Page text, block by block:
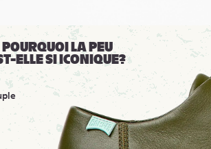
POURQUOI LA PEU
ELLE SI ICONIQUE?